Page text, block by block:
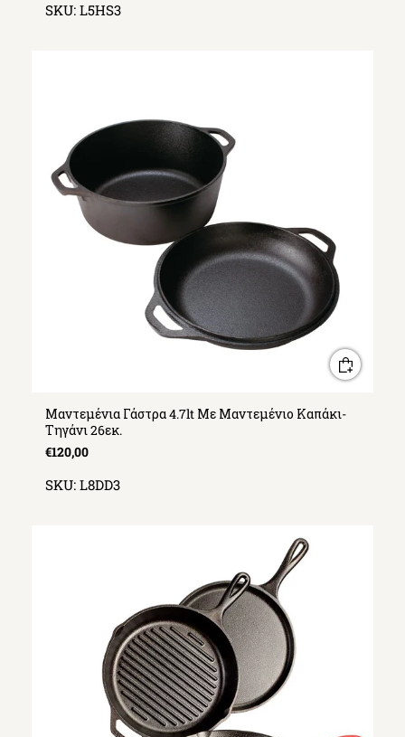
SKU: L5HS3
Μαντεμένια Γάστρα 4.7lt Με Μαντεμένιο Καπάκι-
Τηγάνι 26εκ.
€120,00
SKU: L8DD3